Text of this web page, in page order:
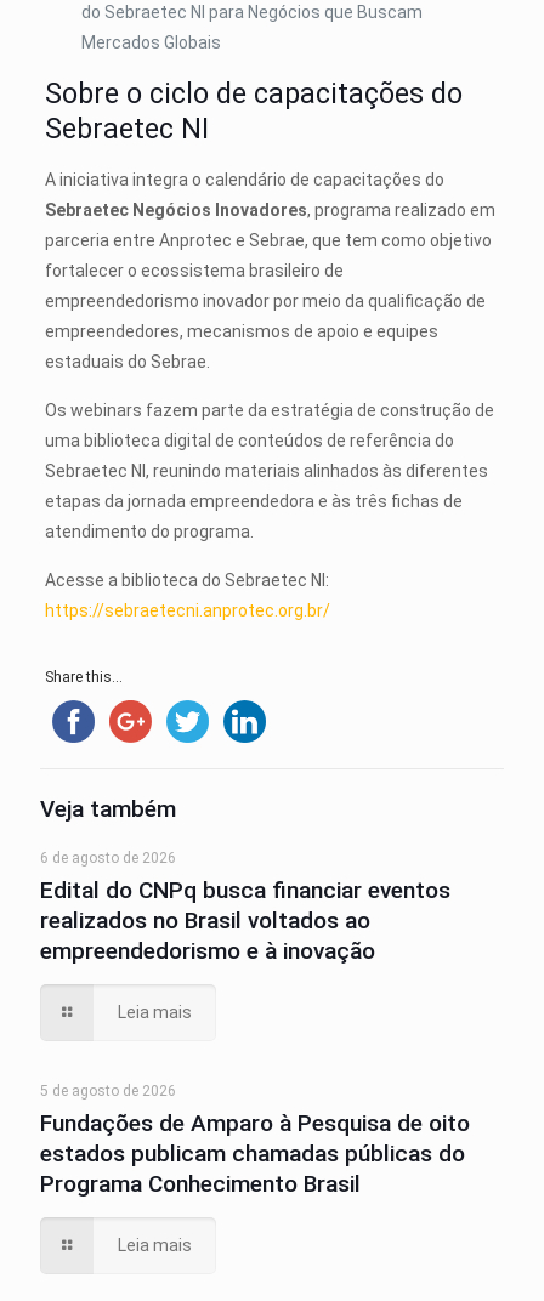
do Sebraetec NI para Negócios que Buscam
Mercados Globais
Sobre o ciclo de capacitações do
Sebraetec NI
A iniciativa integra o calendário de capacitações do
Sebraetec Negócios Inovadores, programa realizado em
parceria entre Anprotec e Sebrae, que tem como objetivo
fortalecer o ecossistema brasileiro de
empreendedorismo inovador por meio da qualificação de
empreendedores, mecanismos de apoio e equipes
estaduais do Sebrae.
Os webinars fazem parte da estratégia de construção de
uma biblioteca digital de conteúdos de referência do
Sebraetec NI, reunindo materiais alinhados às diferentes
etapas da jornada empreendedora e às três fichas de
atendimento do programa.
Acesse a biblioteca do Sebraetec NI:
https://sebraetecni.anprotec.org.br/
Share this...
Veja também
6 de agosto de 2026
Edital do CNPq busca financiar eventos
realizados no Brasil voltados ao
empreendedorismo e à inovação
Leia mais
5 de agosto de 2026
Fundações de Amparo à Pesquisa de oito
estados publicam chamadas públicas do
Programa Conhecimento Brasil
Leia mais